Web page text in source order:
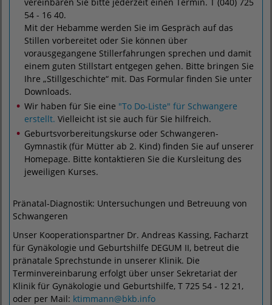
54 - 16 40.
Mit der Hebamme werden Sie im Gespräch auf das
Stillen vorbereitet oder Sie können über
vorausgegangene Stillerfahrungen sprechen und damit
einem guten Stillstart entgegen gehen. Bitte bringen Sie
Ihre „Stillgeschichte“ mit. Das Formular finden Sie unter
Downloads.
Wir haben für Sie eine "To Do-Liste" für Schwangere
erstellt. Vielleicht ist sie auch für Sie hilfreich.
Geburtsvorbereitungskurse oder Schwangeren-
Gymnastik (für Mütter ab 2. Kind) finden Sie auf unserer
Homepage. Bitte kontaktieren Sie die Kursleitung des
jeweiligen Kurses.
Pränatal-Diagnostik: Untersuchungen und Betreuung von
Schwangeren
Unser Kooperationspartner Dr. Andreas Kassing, Facharzt
für Gynäkologie und Geburtshilfe DEGUM II, betreut die
pränatale Sprechstunde in unserer Klinik. Die
Terminvereinbarung erfolgt über unser Sekretariat der
Klinik für Gynäkologie und Geburtshilfe, T 725 54 - 12 21,
oder per Mail: ktimmann@bkb.info